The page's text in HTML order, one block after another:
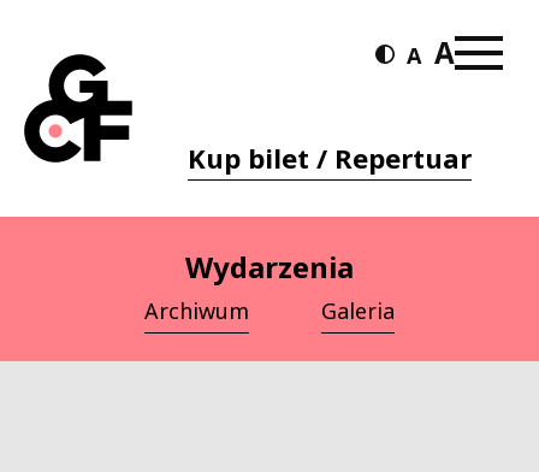
Kup bilet / Repertuar
Wydarzenia
Archiwum Galeria